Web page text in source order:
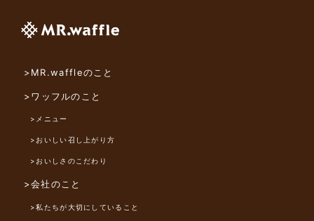
>MR.waffleのこと
>ワッフルのこと
>メニュー
>おいしい召し上がり方
>おいしさのこだわり
>会社のこと
>私たちが大切にしていること